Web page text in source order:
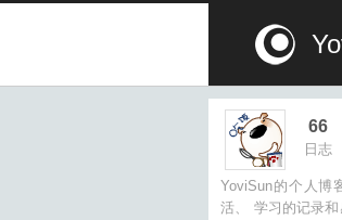
66
日志
YoviSun的个人博
活、 学习的记录